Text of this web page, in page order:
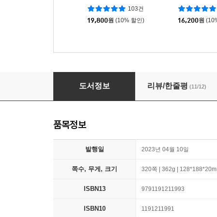
103건
19,800원 (10% 할인) 16,200원
마음을 움직이는 일
도서정보 리뷰/한줄평 (11/12)
품목정보
발행일 2023년 04월 10일
쪽수, 무게, 크기 320쪽 | 362g |
ISBN13 9791191211993
ISBN10 1191211991